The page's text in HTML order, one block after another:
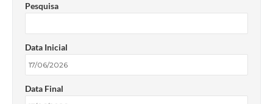
Pesquisa
Data Inicial
Data Final